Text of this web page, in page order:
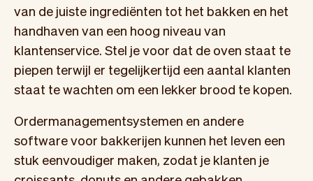
van de juiste ingrediënten tot het bakken en het
handhaven van een hoog niveau van
klantenservice. Stel je voor dat de oven staat te
piepen terwijl er tegelijkertijd een aantal klanten
staat te wachten om een lekker brood te kopen.
Ordermanagementsystemen en andere
software voor bakkerijen kunnen het leven een
stuk eenvoudiger maken, zodat je klanten je